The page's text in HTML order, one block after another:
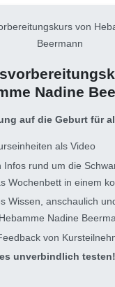
Nadine
auf die Geburt für
als Video
Infos rund um die
Wochenbett in einem
Wissen, anschaulich
Nadine
von
unverbindlich testen!